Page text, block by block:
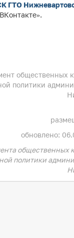
ГТО
общественных
политики
обновлено:
общественных
политики